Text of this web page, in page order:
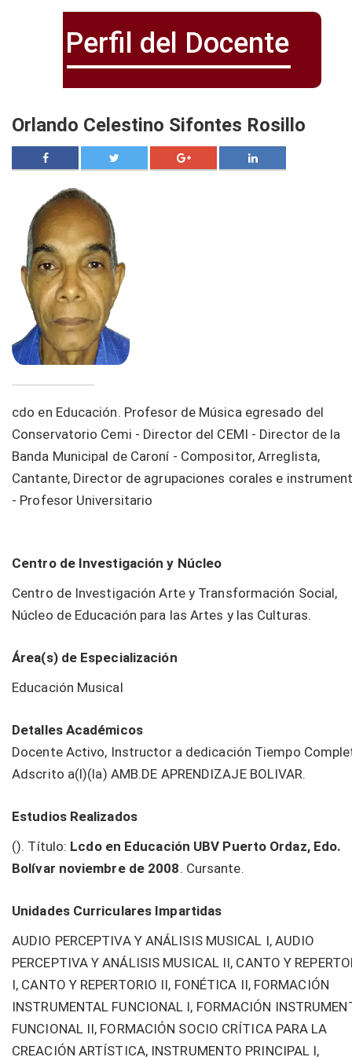
Perfil del Docente
Orlando Celestino Sifontes Rosillo
cdo en Educación. Profesor de Música egresado del
Conservatorio Cemi - Director del CEMI - Director de la
Banda Municipal de Caroní - Compositor, Arreglista,
Cantante, Director de agrupaciones corales e
- Profesor Universitario
Centro de Investigación y Núcleo
Centro de Investigación Arte y Transformación Social,
Núcleo de Educación para las Artes y las Culturas.
Área(s) de Especialización
Educación Musical
Detalles Académicos
Docente Activo, Instructor a dedicación Tiempo
Adscrito a(l)(la) AMB.DE APRENDIZAJE BOLIVAR.
Estudios Realizados
(). Título: Lcdo en Educación UBV Puerto Ordaz, Edo.
Bolívar noviembre de 2008. Cursante.
Unidades Curriculares Impartidas
AUDIO PERCEPTIVA Y ANÁLISIS MUSICAL I, AUDIO
PERCEPTIVA Y ANÁLISIS MUSICAL II, CANTO Y
I, CANTO Y REPERTORIO II, FONÉTICA II, FORMACIÓN
INSTRUMENTAL FUNCIONAL I, FORMACIÓN
FUNCIONAL II, FORMACIÓN SOCIO CRÍTICA PARA LA
CREACIÓN ARTÍSTICA, INSTRUMENTO PRINCIPAL I,